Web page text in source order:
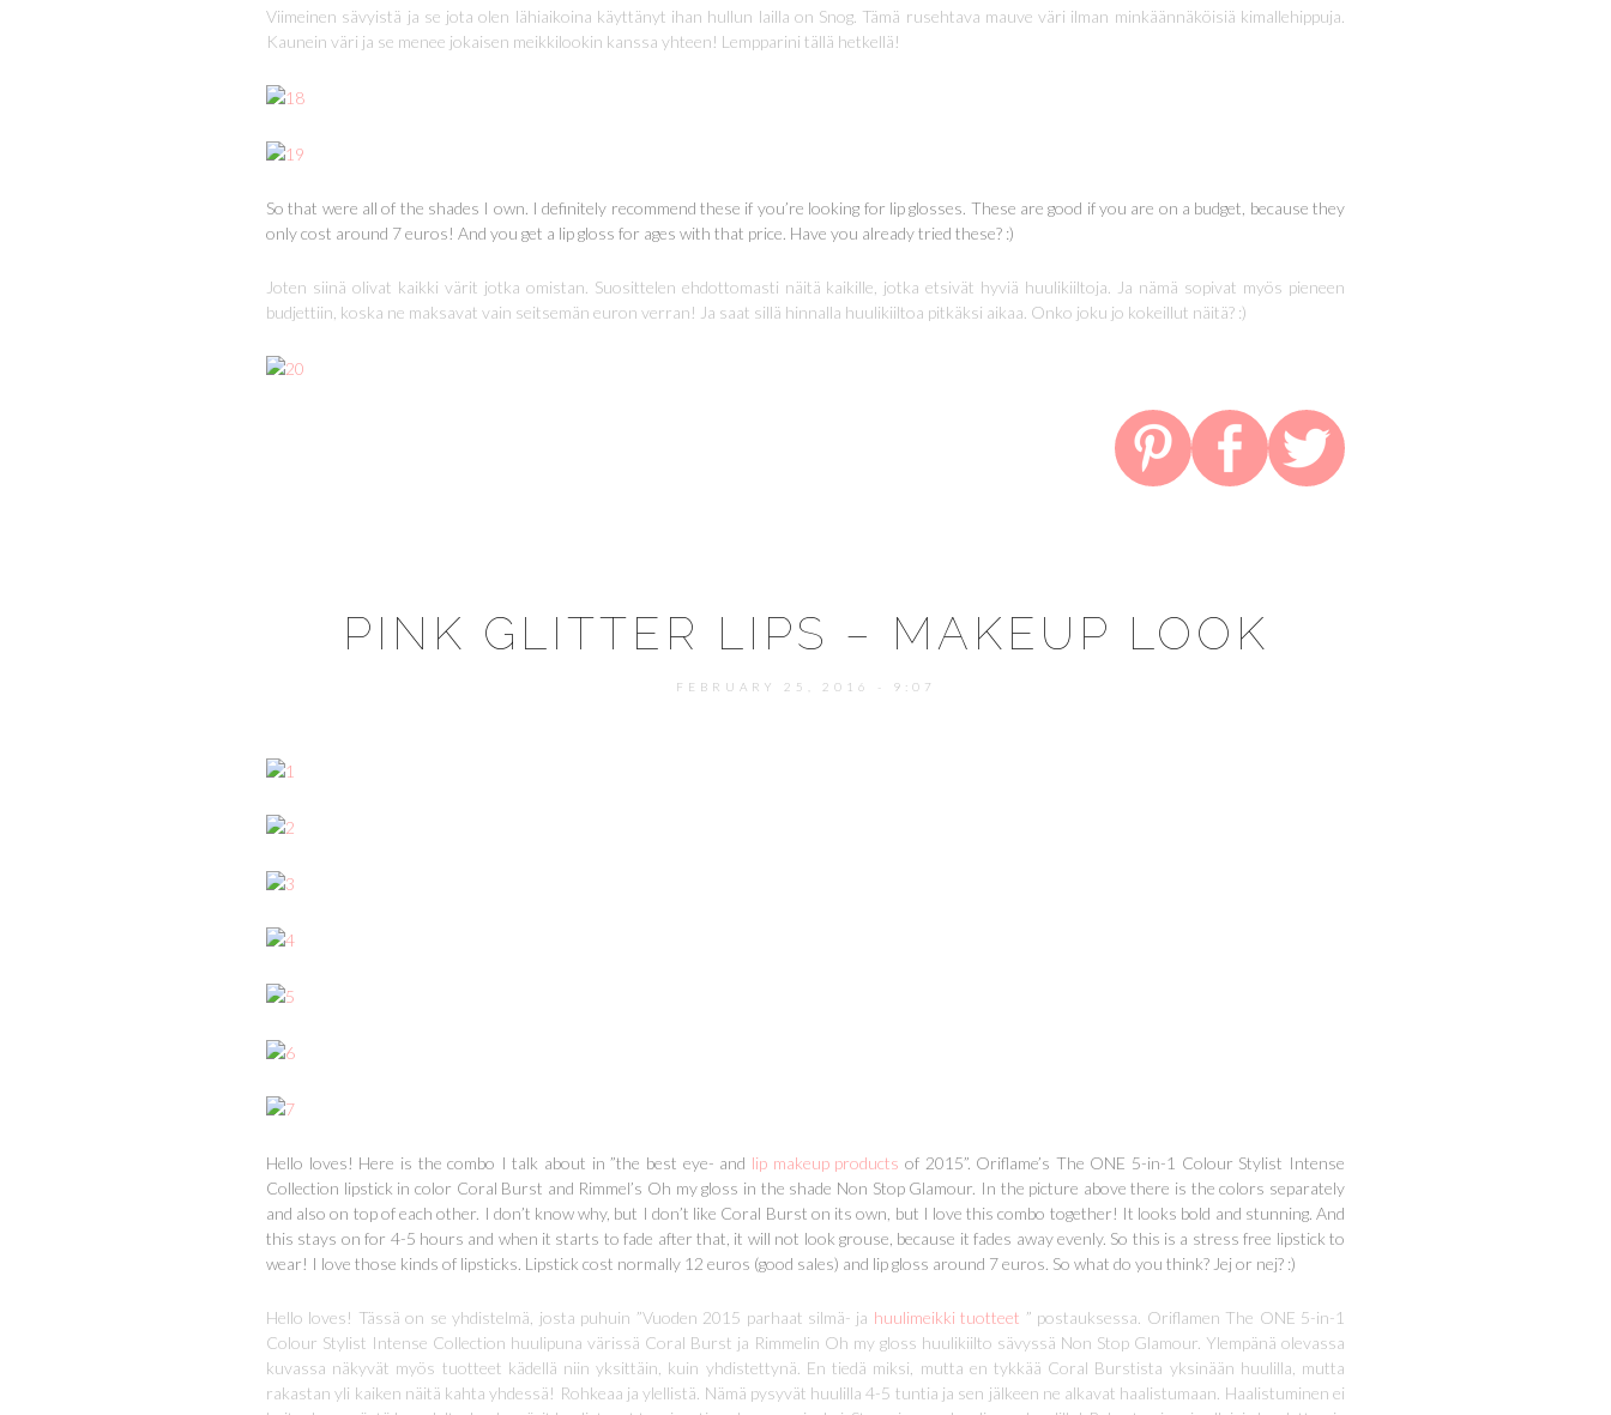
Viimeinen sävyistä ja se jota olen lähiaikoina käyttänyt ihan hullun lailla on Snog. Tämä rusehtava mauve väri ilman minkäännäköisiä kimallehippuja.
Kaunein väri ja se menee jokaisen meikkilookin kanssa yhteen! Lempparini tällä hetkellä!
So that were all of the shades I own. I definitely recommend these if you’re looking for lip glosses. These are good if you are on a budget, because they
only cost around 7 euros! And you get a lip gloss for ages with that price. Have you already tried these? :)
Joten siinä olivat kaikki värit jotka omistan. Suosittelen ehdottomasti näitä kaikille, jotka etsivät hyviä huulikiiltoja. Ja nämä sopivat myös pieneen
budjettiin, koska ne maksavat vain seitsemän euron verran! Ja saat sillä hinnalla huulikiiltoa pitkäksi aikaa. Onko joku jo kokeillut näitä? :)
PINK GLITTER LIPS – MAKEUP LOOK
FEBRUARY 25, 2016 - 9:07
Hello loves! Here is the combo I talk about in ”the best eye- and lip makeup products of 2015”. Oriflame’s The ONE 5-in-1 Colour Stylist Intense
Collection lipstick in color Coral Burst and Rimmel’s Oh my gloss in the shade Non Stop Glamour. In the picture above there is the colors separately
and also on top of each other. I don’t know why, but I don’t like Coral Burst on its own, but I love this combo together! It looks bold and stunning. And
this stays on for 4-5 hours and when it starts to fade after that, it will not look grouse, because it fades away evenly. So this is a stress free lipstick to
wear! I love those kinds of lipsticks. Lipstick cost normally 12 euros (good sales) and lip gloss around 7 euros. So what do you think? Jej or nej? :)
Hello loves! Tässä on se yhdistelmä, josta puhuin ”Vuoden 2015 parhaat silmä- ja huulimeikki tuotteet ” postauksessa. Oriflamen The ONE 5-in-1
Colour Stylist Intense Collection huulipuna värissä Coral Burst ja Rimmelin Oh my gloss huulikiilto sävyssä Non Stop Glamour. Ylempänä olevassa
kuvassa näkyvät myös tuotteet kädellä niin yksittäin, kuin yhdistettynä. En tiedä miksi, mutta en tykkää Coral Burstista yksinään huulilla, mutta
rakastan yli kaiken näitä kahta yhdessä! Rohkeaa ja ylellistä. Nämä pysyvät huulilla 4-5 tuntia ja sen jälkeen ne alkavat haalistumaan. Haalistuminen ei